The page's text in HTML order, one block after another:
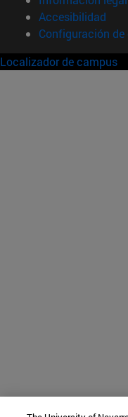
Accesibilidad
Configuración de
Localizador de campus